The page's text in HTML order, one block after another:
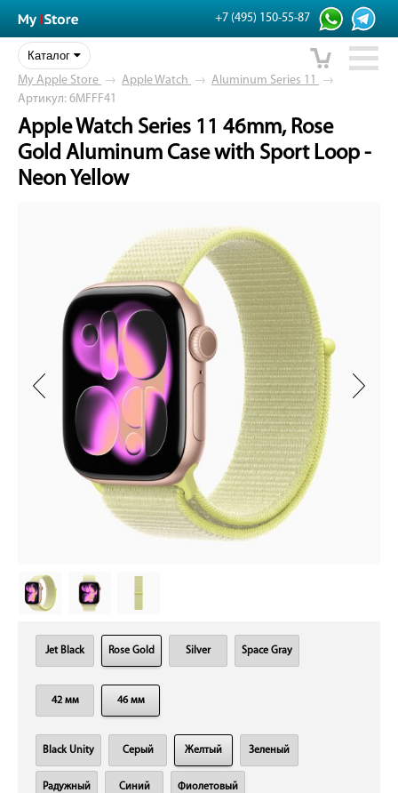
+7 (495) 150-55-87
Каталог
My Apple Store → Apple Watch → Aluminum Series 11
→
Артикул: 6MFFF41
Apple Watch Series 11 46mm, Rose
Gold Aluminum Case with Sport Loop -
Neon Yellow
Jet Black Rose Gold Silver Space Gray
42 мм 46 мм
Black Unity Cерый Желтый Зеленый
Радужный Синий Фиолетовый